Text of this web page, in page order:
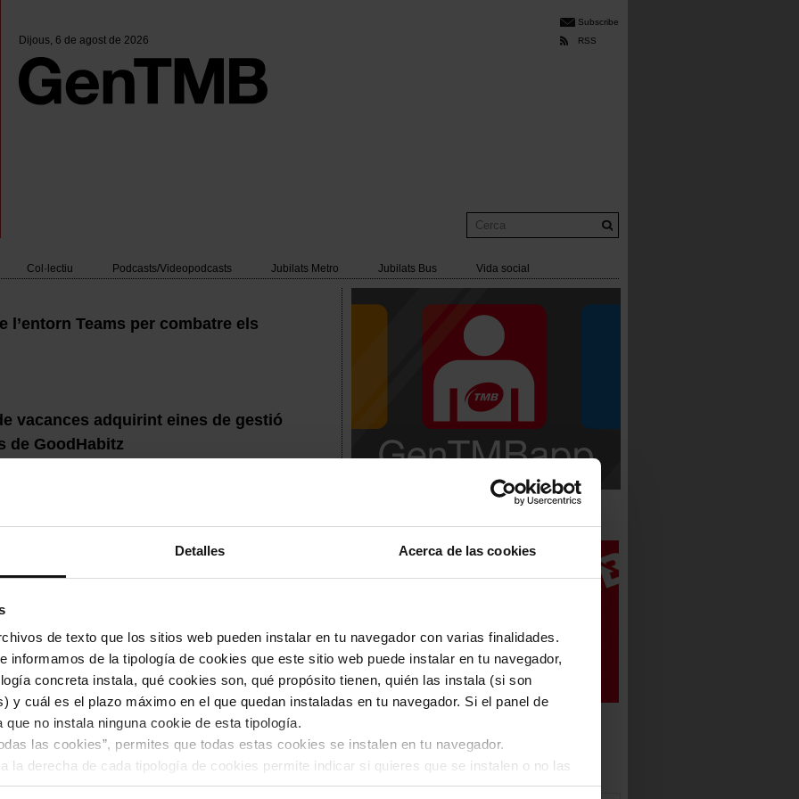
Detalles Acerca de las cookies
de texto que los sitios web pueden instalar en tu navegador con varias finalidades.
informamos de la tipología de cookies que este sitio web puede instalar en tu navegador,
concreta instala, qué cookies son, qué propósito tienen, quién las instala (si son
y cuál es el plazo máximo en el que quedan instaladas en tu navegador. Si el panel de
no instala ninguna cookie de esta tipología.
las cookies”, permites que todas estas cookies se instalen en tu navegador.
la derecha de cada tipología de cookies permite indicar si quieres que se instalen o no las
Dijous, 6 de agost de 2026
Cerca
Subscribe
RSS
Col·lectiu Podcasts/Videopodcasts Jubilats Metro Jubilats Bus Vida social
l’entorn Teams per combatre els
vacances adquirint eines de gestió
de GoodHabitz
abans d'arrencar
se'n va de vacances!
un primer semestre de rècord amb
de la corrupció disponible al